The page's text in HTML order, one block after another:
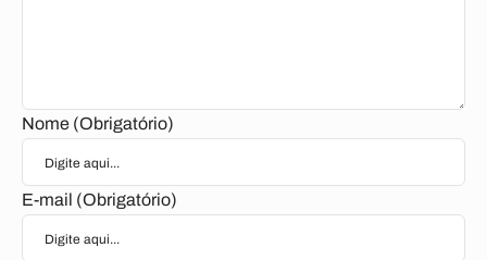
Nome (Obrigatório)
E-mail (Obrigatório)